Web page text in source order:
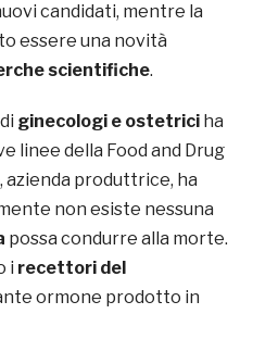
candidati, mentre la
essere una novità
scientifiche.
ginecologi e ostetriciha
linee della Food and Drug
, azienda produttrice, ha
non esiste nessuna
possa condurre alla morte.
i recettori del
ormone prodotto in